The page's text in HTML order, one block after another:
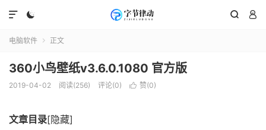
  

电脑软件  正文
360小鸟壁纸v3.6.0.1080 官方版
2019-04-02 阅读(256) 评论(0)  赞(0)
文章目录[隐藏]